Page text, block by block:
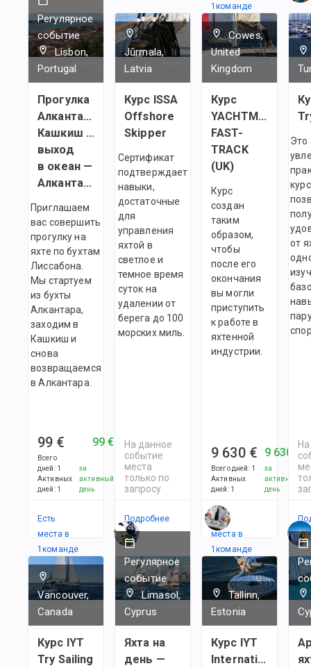
1командe
Регулярное
событие
Lisbon,
Portugal
Прогулка
Алкантара —
Кашкиш —
выход
в океан —
Алкантара
Приглашаем
вас совершить
прогулку на
яхте по бухтам
Лиссабона.
Мы стартуем
из бухты
Алкантара,
заходим в
Кашкиш и
снова
возвращаемся
в Алкантара.
99 €
Всего
дней: 1
Активных
дней: 1
99 €
за
активный
день
Есть
места в
1командe
Jūrmala,
Latvia
Курс ISSA
Offshore
Skipper
Сертификат
подтверждает
навыки,
достаточные
для
управления
яхтой в
светлое и
темное время
суток на
удалении от
берега до 100
морских миль.
На данное
событие
места
только по
запросу
Подробнее
Cowes,
United
Kingdom
Курс
YACHTMASTER
FAST-
TRACK
(UK)
Курс
создан
таким
образом,
чтобы
после его
окончания
вы могли
приступить
к работе в
яхтенной
индустрии.
9 630 €
Всего дней: 1
Активных
дней: 1
9 630 €
за
активный
день
Есть
места в
1командe
Это
от
Vancouver,
Canada
Курс IYT
Try Sailing
Регулярное
событие
Limasol,
Cyprus
Яхта на
день —
Tallinn,
Estonia
Курс IYT
International